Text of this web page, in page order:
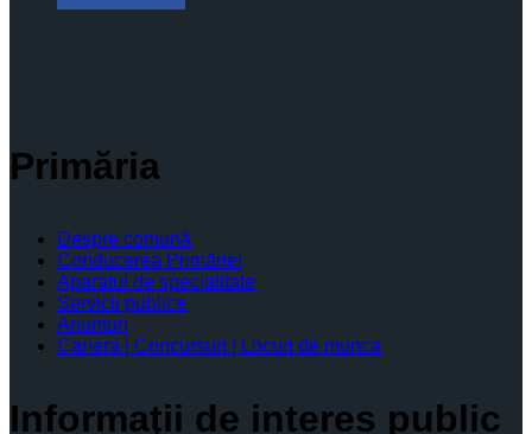
Primăria
Despre comună
Conducerea Primăriei
Aparatul de specialitate
Servicii publice
Anunturi
Cariera | Concursuri | Locuri de munca
Informaţii de interes public